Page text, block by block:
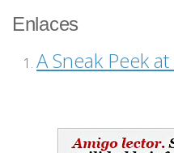
Enlaces
A Sneak Peek